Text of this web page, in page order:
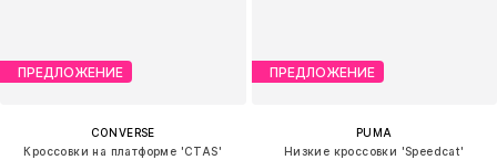
ПРЕДЛОЖЕНИЕ
CONVERSE
Кроссовки на платформе 'CTAS'
ПРЕДЛОЖЕНИЕ
PUMA
Низкие кроссовки 'Speedcat'